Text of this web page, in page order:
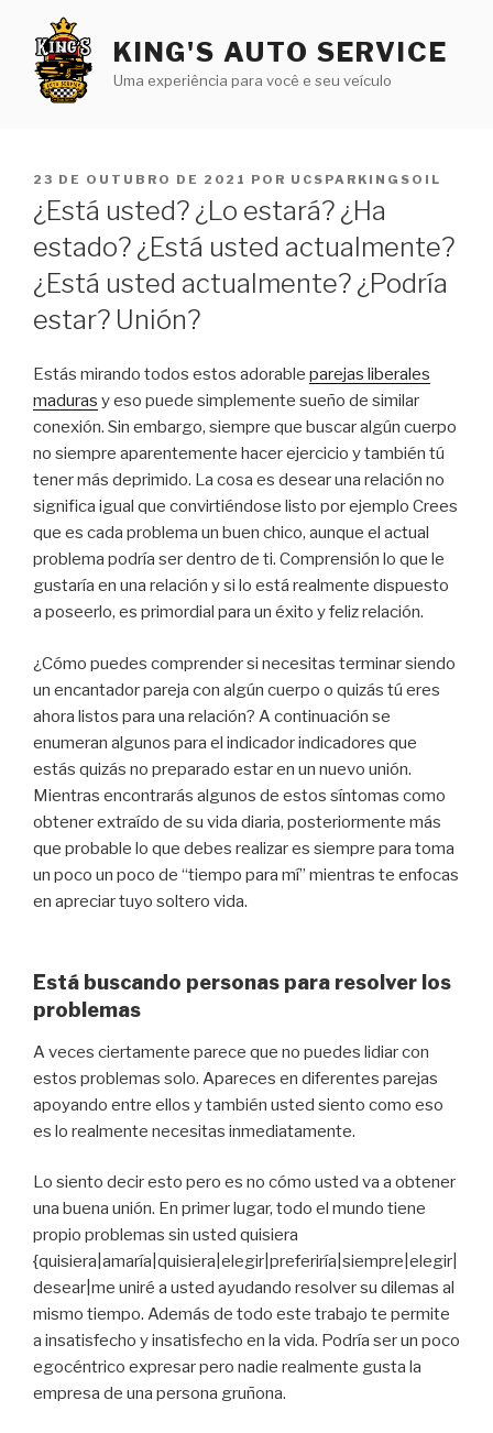
conteúdo
KING'S AUTO SERVICE
Uma experiência para você e seu veículo
PUBLICADO
EM
23 DE OUTUBRO DE 2021 POR UCSPARKINGSOIL
¿Está usted? ¿Lo estará? ¿Ha
estado? ¿Está usted actualmente?
¿Está usted actualmente? ¿Podría
estar? Unión?
Estás mirando todos estos adorable parejas liberales
maduras y eso puede simplemente sueño de similar
conexión. Sin embargo, siempre que buscar algún cuerpo
no siempre aparentemente hacer ejercicio y también tú
tener más deprimido. La cosa es desear una relación no
significa igual que convirtiéndose listo por ejemplo Crees
que es cada problema un buen chico, aunque el actual
problema podría ser dentro de ti. Comprensión lo que le
gustaría en una relación y si lo está realmente dispuesto
a poseerlo, es primordial para un éxito y feliz relación.
¿Cómo puedes comprender si necesitas terminar siendo
un encantador pareja con algún cuerpo o quizás tú eres
ahora listos para una relación? A continuación se
enumeran algunos para el indicador indicadores que
estás quizás no preparado estar en un nuevo unión.
Mientras encontrarás algunos de estos síntomas como
obtener extraído de su vida diaria, posteriormente más
que probable lo que debes realizar es siempre para toma
un poco un poco de “tiempo para mí” mientras te enfocas
en apreciar tuyo soltero vida.
Está buscando personas para resolver los
problemas
A veces ciertamente parece que no puedes lidiar con
estos problemas solo. Apareces en diferentes parejas
apoyando entre ellos y también usted siento como eso
es lo realmente necesitas inmediatamente.
Lo siento decir esto pero es no cómo usted va a obtener
una buena unión. En primer lugar, todo el mundo tiene
propio problemas sin usted quisiera
{quisiera|amaría|quisiera|elegir|preferiría|siempre|elegir|
desear|me uniré a usted ayudando resolver su dilemas al
mismo tiempo. Además de todo este trabajo te permite
a insatisfecho y insatisfecho en la vida. Podría ser un poco
egocéntrico expresar pero nadie realmente gusta la
empresa de una persona gruñona.